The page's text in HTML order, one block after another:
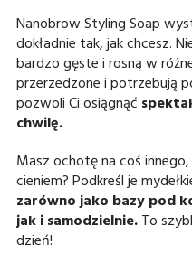
Nanobrow Styling Soap
dokładnie tak, jak chcesz.
bardzo gęste i rosną w
przerzedzone i potrzebują
pozwoli Ci osiągnąć
chwilę.
Masz ochotę na coś
cieniem? Podkreśl je
zarówno jako bazy pod
jak i samodzielnie.To
dzień!